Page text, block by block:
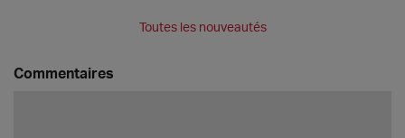
Toutes les nouveautés
Commentaires